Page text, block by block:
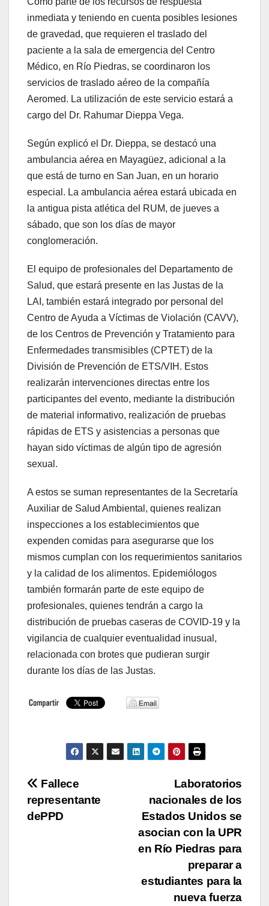
inmediata y teniendo en cuenta posibles lesiones
de gravedad, que requieren el traslado del
paciente a la sala de emergencia del Centro
Médico, en Río Piedras, se coordinaron los
servicios de traslado aéreo de la compañía
Aeromed. La utilización de este servicio estará a
cargo del Dr. Rahumar Dieppa Vega.
Según explicó el Dr. Dieppa, se destacó una
ambulancia aérea en Mayagüez, adicional a la
que está de turno en San Juan, en un horario
especial. La ambulancia aérea estará ubicada en
la antigua pista atlética del RUM, de jueves a
sábado, que son los días de mayor
conglomeración.
El equipo de profesionales del Departamento de
Salud, que estará presente en las Justas de la
LAI, también estará integrado por personal del
Centro de Ayuda a Víctimas de Violación (CAVV),
de los Centros de Prevención y Tratamiento para
Enfermedades transmisibles (CPTET) de la
División de Prevención de ETS/VIH. Estos
realizarán intervenciones directas entre los
participantes del evento, mediante la distribución
de material informativo, realización de pruebas
rápidas de ETS y asistencias a personas que
hayan sido víctimas de algún tipo de agresión
sexual.
A estos se suman representantes de la Secretaría
Auxiliar de Salud Ambiental, quienes realizan
inspecciones a los establecimientos que
expenden comidas para asegurarse que los
mismos cumplan con los requerimientos sanitarios
y la calidad de los alimentos. Epidemiólogos
también formarán parte de este equipo de
profesionales, quienes tendrán a cargo la
distribución de pruebas caseras de COVID-19 y la
vigilancia de cualquier eventualidad inusual,
relacionada con brotes que pudieran surgir
durante los días de las Justas.
Navegación
de
Laboratorios
nacionales de los
Estados Unidos se
asocian con la UPR
en Río Piedras para
preparar a
estudiantes para la
nueva fuerza
Fallece
representante
dePPD